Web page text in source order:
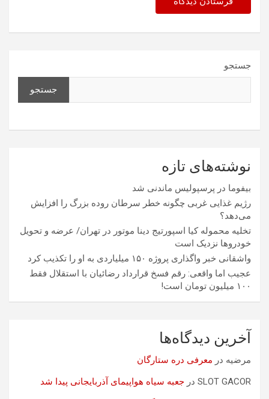
جستجو
جستجو
نوشته‌های تازه
بیفوما در پرسپولیس ماندنی شد
رژیم غذایی غربی چگونه خطر سرطان روده بزرگ را افزایش
می‌دهد؟
تخلیه محموله کیا اسپورتیج دینا موتور در تهران/ عرضه و تحویل
خودروها نزدیک است
واشقانی خبر واگذاری پروژه ۱۵۰ میلیاردی به او را تکذیب کرد
عجیب اما واقعی: رقم فسخ قرارداد رضائیان با استقلال فقط
۱۰۰ میلیون تومان است!
آخرین دیدگاه‌ها
مرضیه در معرفی دره ستارگان
SLOT GACOR در جعبه سیاه هواپیمای آذربایجانی پیدا شد